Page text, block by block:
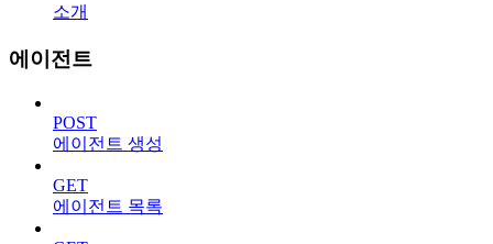
소개
에이전트
POST
에이전트 생성
GET
에이전트 목록